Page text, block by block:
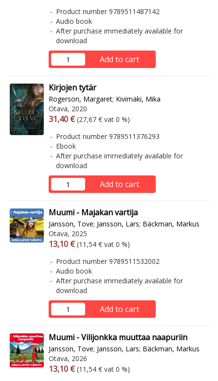
Product number 9789511487142
Audio book
After purchase immediately available for
download
Add to cart
Kirjojen tytär
Rogerson, Margaret; Kivimäki, Mika
Otava, 2020
Arvonlisäverollinen hinta
31,40 € Excl. vat
(27,67 € vat 0 %)
Product number 9789511376293
Ebook
After purchase immediately available for
download
Add to cart
Muumi - Majakan vartija
Jansson, Tove; Jansson, Lars; Bäckman, Markus
Otava, 2025
Arvonlisäverollinen hinta
13,10 € Excl. vat
(11,54 € vat 0 %)
Product number 9789511532002
Audio book
After purchase immediately available for
download
Add to cart
Muumi - Vilijonkka muuttaa naapuriin
Jansson, Tove; Jansson, Lars; Bäckman, Markus
Otava, 2026
Arvonlisäverollinen hinta
13,10 € Excl. vat
(11,54 € vat 0 %)